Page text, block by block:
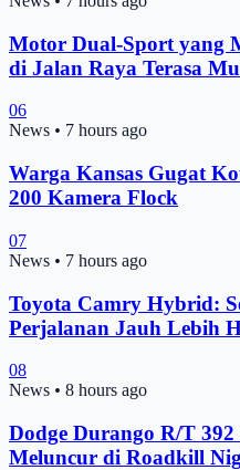
Motor Dual-Sport yang
di Jalan Raya Terasa
06
News • 7 hours ago
Warga Kansas Gugat
200 Kamera Flock
07
News • 7 hours ago
Toyota Camry Hybrid:
Perjalanan Jauh Lebih
08
News • 8 hours ago
Dodge Durango R/T 392
Meluncur di Roadkill